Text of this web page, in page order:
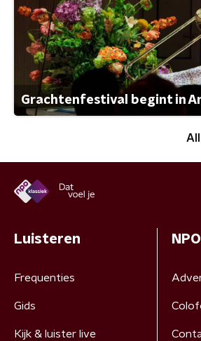
Grachtenfestival begint in
Luisteren
Frequenties
Gids
Kijk & luister live